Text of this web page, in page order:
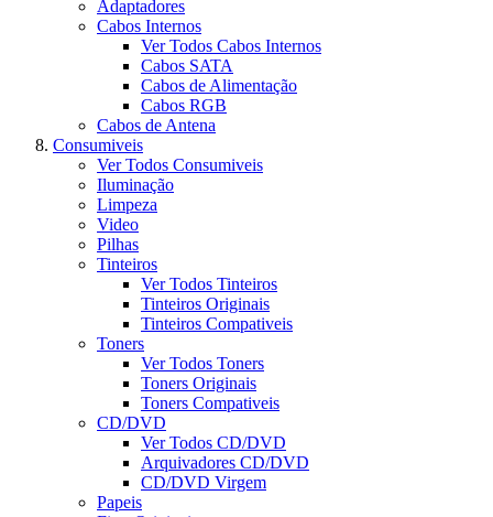
Adaptadores
Cabos Internos
Ver Todos Cabos Internos
Cabos SATA
Cabos de Alimentação
Cabos RGB
Cabos de Antena
Consumiveis
Ver Todos Consumiveis
Iluminação
Limpeza
Video
Pilhas
Tinteiros
Ver Todos Tinteiros
Tinteiros Originais
Tinteiros Compativeis
Toners
Ver Todos Toners
Toners Originais
Toners Compativeis
CD/DVD
Ver Todos CD/DVD
Arquivadores CD/DVD
CD/DVD Virgem
Papeis